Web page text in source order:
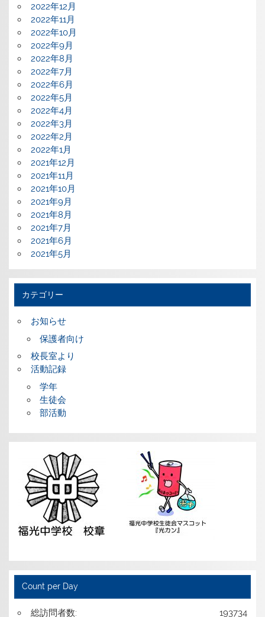
2022年12月
2022年11月
2022年10月
2022年9月
2022年8月
2022年7月
2022年6月
2022年5月
2022年4月
2022年3月
2022年2月
2022年1月
2021年12月
2021年11月
2021年10月
2021年9月
2021年8月
2021年7月
2021年6月
2021年5月
カテゴリー
お知らせ
保護者向け
校長室より
活動記録
学年
生徒会
部活動
Count per Day
193734
総訪問者数: